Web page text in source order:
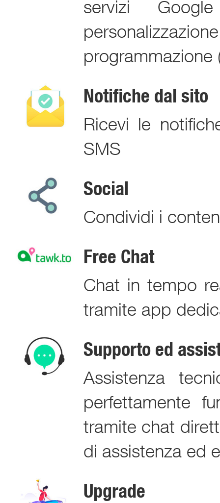
servizi
programmazione
Notifiche dal sito
Ricevi le
SMS
Social
Condividi i
Free Chat
Chat in tempo
tramite app
Supporto ed
Assistenza
perfettamente
tramite chat
di assistenza ed
Upgrade